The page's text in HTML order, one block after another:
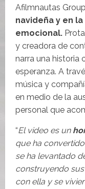
Afilmnautas
navideña y en
emocional.
y creadora de
narra una historia
esperanza. A
música y
en medio de la
personal que
“El video es un
que ha
se ha levantado
construyendo
con ella y se